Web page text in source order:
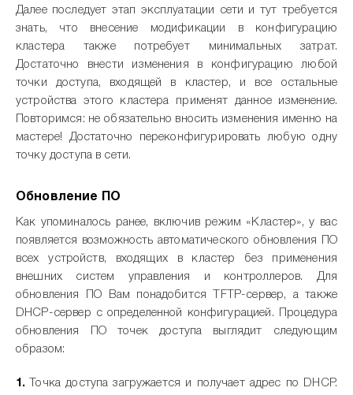
Далее последует этап эксплуатации сети и тут требуется
знать, что внесение модификации в конфигурацию
кластера также потребует минимальных затрат.
Достаточно внести изменения в конфигурацию любой
точки доступа, входящей в кластер, и все остальные
устройства этого кластера применят данное изменение.
Повторимся: не обязательно вносить изменения именно на
мастере! Достаточно переконфигурировать любую одну
точку доступа в сети.
Обновление ПО
Как упоминалось ранее, включив режим «Кластер», у вас
появляется возможность автоматического обновления ПО
всех устройств, входящих в кластер без применения
внешних систем управления и контроллеров. Для
обновления ПО Вам понадобится TFTP-сервер, а также
DHCP-сервер с определенной конфигурацией. Процедура
обновления ПО точек доступа выглядит следующим
образом:
Точка доступа загружается и получает адрес по DHCP.